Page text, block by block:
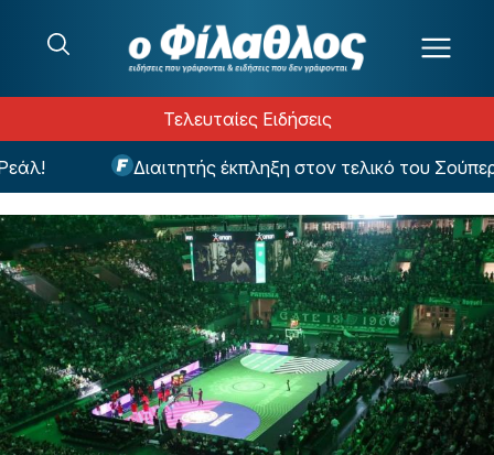
Τελευταίες Ειδήσεις
Διαιτητής έκπληξη στον τελικό του Σούπερ